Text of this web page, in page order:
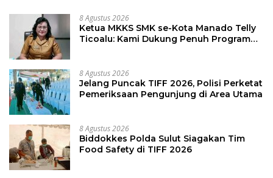
8 Agustus 2026
Ketua MKKS SMK se-Kota Manado Telly
Ticoalu: Kami Dukung Penuh Program
8 Agustus 2026
Jelang Puncak TIFF 2026, Polisi Perketat
Pemeriksaan Pengunjung di Area Utama
8 Agustus 2026
Biddokkes Polda Sulut Siagakan Tim
Food Safety di TIFF 2026